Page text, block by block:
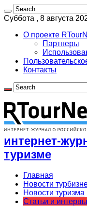
Суббота , 8 августа
О проекте
Партнеры
Контакты
интернет-
туризме
Главная
Новости
Новости туризма
Статьи и